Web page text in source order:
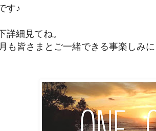
す♪
詳細見てね。
も皆さまとご一緒できる事楽しみ